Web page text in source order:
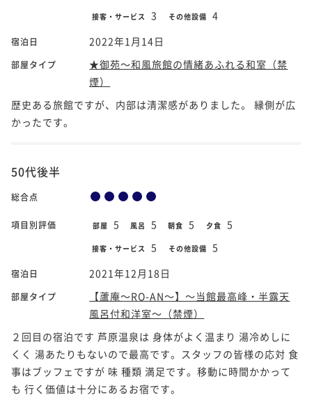
接客・サービス 3 その他設備 4
宿泊日 2022年1月14日
部屋タイプ
★御苑～和風旅館の情緒あふれる和室（禁
煙）
歴史ある旅館ですが、内部は清潔感がありました。 縁側が広
かったです。
50代後半
総合点
項目別評価 部屋 5 風呂 5 朝食 5 夕食 5
接客・サービス 5 その他設備 5
宿泊日 2021年12月18日
部屋タイプ
【蘆庵～RO-AN～】～当館最高峰・半露天
風呂付和洋室～（禁煙）
２回目の宿泊です 芦原温泉は 身体がよく温まり 湯冷めしに
くく 湯あたりもないので最高です。スタッフの皆様の応対 食
事はブッフェですが 味 種類 満足です。移動に時間かかって
も 行く価値は十分にあるお宿です。